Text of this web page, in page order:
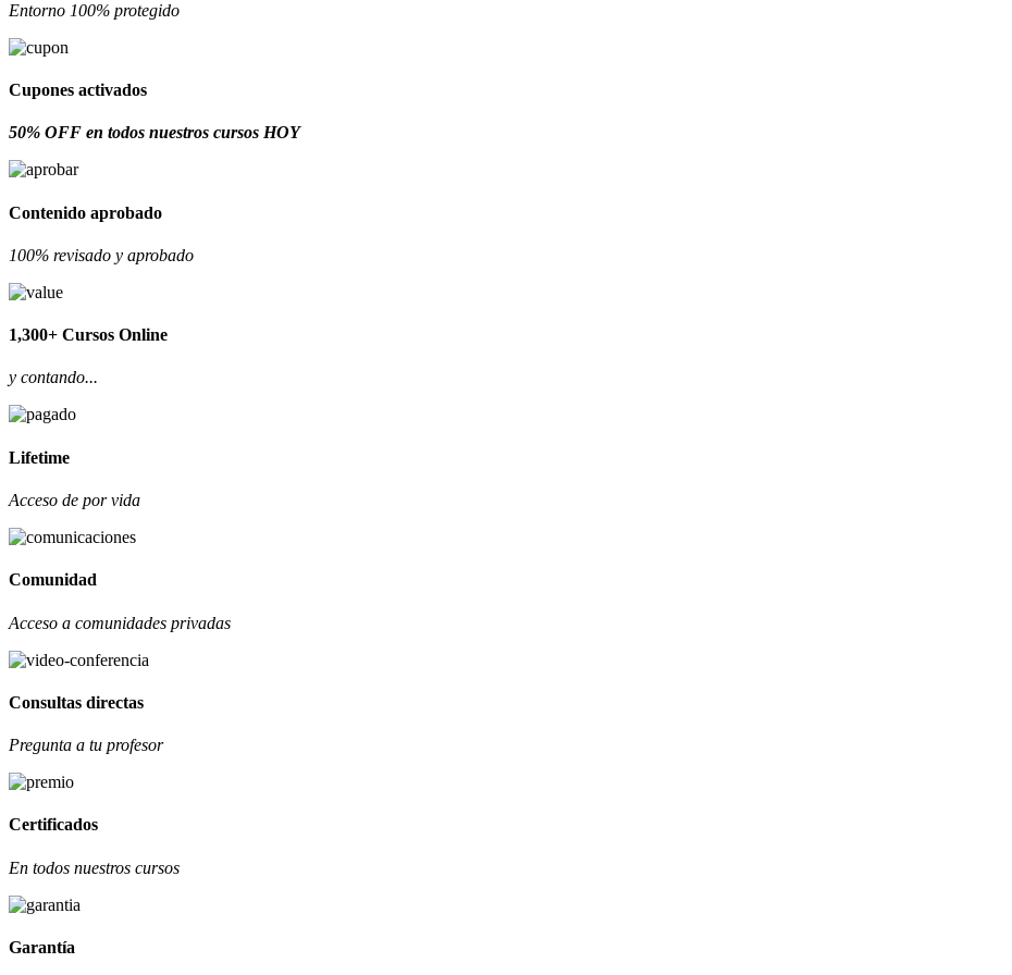
Entorno 100% protegido
Cupones activados
50% OFF en todos nuestros cursos HOY
Contenido aprobado
100% revisado y aprobado
1,300+ Cursos Online
y contando...
Lifetime
Acceso de por vida
Comunidad
Acceso a comunidades privadas
Consultas directas
Pregunta a tu profesor
Certificados
En todos nuestros cursos
Garantía